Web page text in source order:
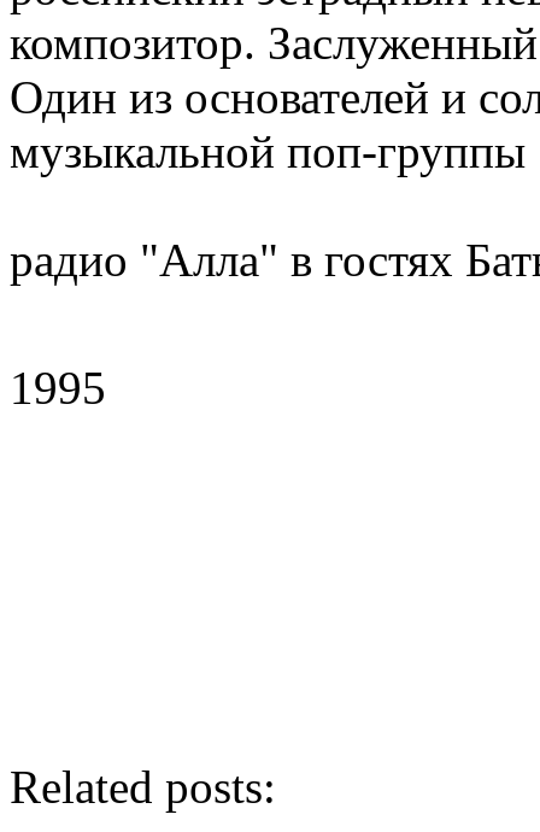
композитор. Заслуженный
Один из основателей и
музыкальной поп-группы
радио "Алла" в гостях
1995
Related posts: